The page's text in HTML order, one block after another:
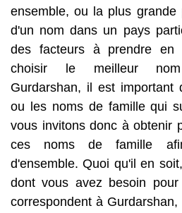
ensemble, ou la plus grande
d'un nom dans un pays
des facteurs à prendre en
choisir le meilleur
Gurdarshan, il est
ou les noms de famille qui
vous invitons donc à obtenir
ces noms de famille
d'ensemble. Quoi qu'il en
dont vous avez besoin
correspondent à